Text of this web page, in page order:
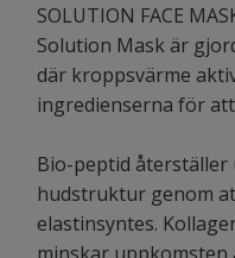
SOLUTION FACE
Solution Mask är
där kroppsvärme
ingredienserna för
Bio-peptid återställer
hudstruktur genom
elastinsyntes.